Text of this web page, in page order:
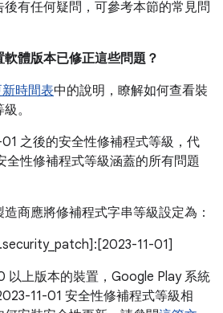
有任何疑問，可參考本節的常見問
體版本已修正這些問題？
時間表中的說明，瞭解如何查看裝
。
之後的安全性修補程式等級，代
全性修補程式等級涵蓋的所有問題
商應將修補程式字串等級設定為：
11-01]
以上版本的裝置，Google Play 系統
11-01 安全性修補程式等級相